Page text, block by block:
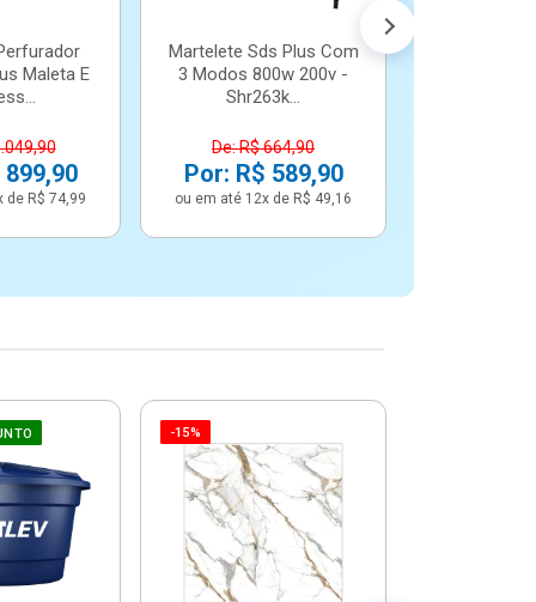
Maleta E
de R$ 74,99
Martelete Sds Plus Com
3 Modos 800w 200v -
Shr263k...
De: R$ 664,90
Por: R$ 589,90
ou em até 12x de R$ 49,16
-15%